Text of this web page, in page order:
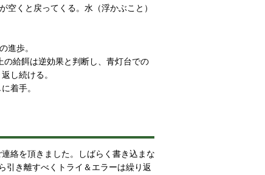
くと戻ってくる。水（浮かぶこと）
進歩。
給餌は逆効果と判断し、青灯台での
し続ける。
着手。
絡を頂きました。しばらく書き込まな
引き離すべくトライ＆エラーは繰り返